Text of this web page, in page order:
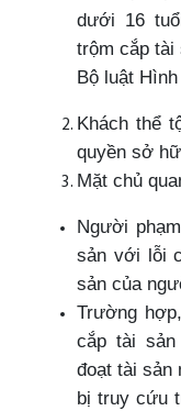
dưới 16
trộm cắp tài
Bộ luật
Khách thể
quyền sở
Mặt chủ
Người
sản với lỗi
sản của
Trường
cắp tài
đoạt tài sản
bị truy cứu